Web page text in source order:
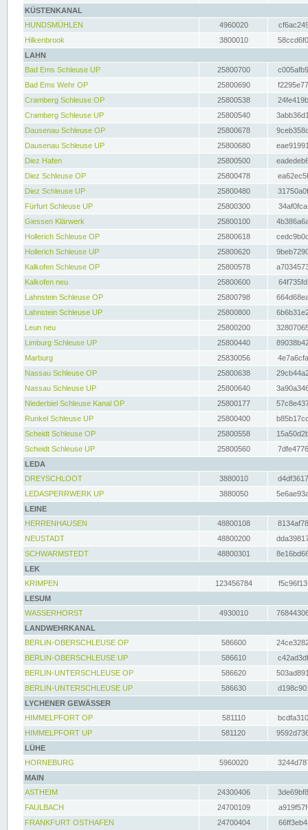
KÜSTENKANAL
HUNDSMÜHLEN
4960020
Hilkenbrook
3800010
LAHN
Bad Ems Schleuse UP
25800700
Bad Ems Wehr OP
25800690
Cramberg Schleuse OP
25800538
Cramberg Schleuse UP
25800540
Dausenau Schleuse OP
25800678
Dausenau Schleuse UP
25800680
Diez Hafen
25800500
Diez Schleuse OP
25800478
Diez Schleuse UP
25800480
Fürfurt Schleuse UP
25800300
Giessen Klärwerk
25800100
Hollerich Schleuse OP
25800618
Hollerich Schleuse UP
25800620
Kalkofen Schleuse OP
25800578
Kalkofen neu
25800600
Lahnstein Schleuse OP
25800798
Lahnstein Schleuse UP
25800800
Leun neu
25800200
Limburg Schleuse UP
25800440
Marburg
25830056
Nassau Schleuse OP
25800638
Nassau Schleuse UP
25800640
Niederbiel Schleuse Kanal OP
25800177
Runkel Schleuse UP
25800400
Scheidt Schleuse OP
25800558
Scheidt Schleuse UP
25800560
LEDA
DREYSCHLOOT
3880010
LEDASPERRWERK UP
3880050
LEINE
HERRENHAUSEN
48800108
NEUSTADT
48800200
SCHWARMSTEDT
48800301
LEK
KRIMPEN
123456784
LESUM
WASSERHORST
4930010
LANDWEHRKANAL
BERLIN-OBERSCHLEUSE OP
586600
BERLIN-OBERSCHLEUSE UP
586610
BERLIN-UNTERSCHLEUSE OP
586620
BERLIN-UNTERSCHLEUSE UP
586630
LYCHENER GEWÄSSER
HIMMELPFORT OP
581110
HIMMELPFORT UP
581120
LÜHE
HORNEBURG
5960020
MAIN
ASTHEIM
24300406
FAULBACH
24700109
FRANKFURT OSTHAFEN
24700404